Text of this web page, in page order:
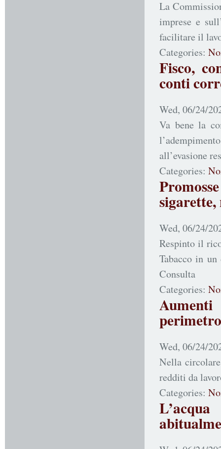
La
imprese e
facilitare il
Categories:
Fisco,
conti
Wed, 06/24/
Va bene la
all’evasione
Categories:
Wed, 06/24/
Respinto il
Tabacco in
Consulta
Categories:
Wed, 06/24/
Nella
redditi da
Categories: